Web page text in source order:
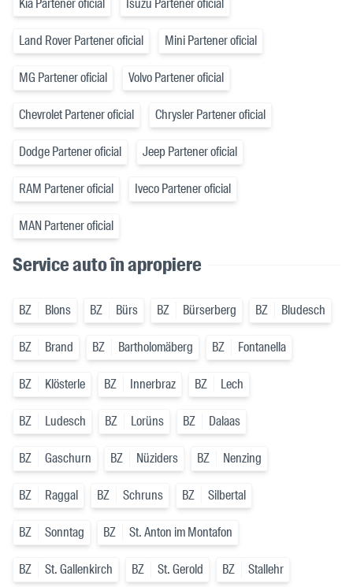
Kia Partener oficial Isuzu Partener oficial
Land Rover Partener oficial Mini Partener oficial
MG Partener oficial Volvo Partener oficial
Chevrolet Partener oficial Chrysler Partener oficial
Dodge Partener oficial Jeep Partener oficial
RAM Partener oficial Iveco Partener oficial
MAN Partener oficial
Service auto în apropiere
BZ Blons BZ Bürs BZ Bürserberg BZ Bludesch
BZ Brand BZ Bartholomäberg BZ Fontanella
BZ Klösterle BZ Innerbraz BZ Lech
BZ Ludesch BZ Lorüns BZ Dalaas
BZ Gaschurn BZ Nüziders BZ Nenzing
BZ Raggal BZ Schruns BZ Silbertal
BZ Sonntag BZ St. Anton im Montafon
BZ St. Gallenkirch BZ St. Gerold BZ Stallehr